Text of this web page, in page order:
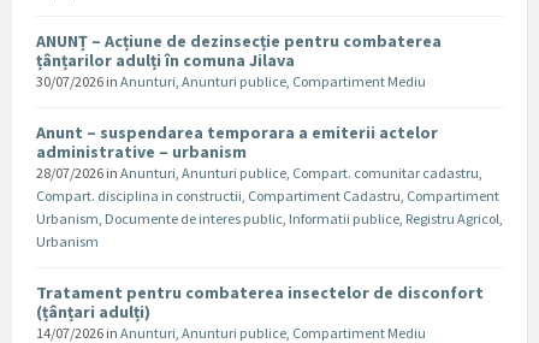
ANUNȚ – Acțiune de dezinsecție pentru combaterea
țânțarilor adulți în comuna Jilava
30/07/2026 in Anunturi, Anunturi publice, Compartiment Mediu
Anunt – suspendarea temporara a emiterii actelor
administrative – urbanism
28/07/2026 in Anunturi, Anunturi publice, Compart. comunitar cadastru,
Compart. disciplina in constructii, Compartiment Cadastru, Compartiment
Urbanism, Documente de interes public, Informatii publice, Registru Agricol,
Urbanism
Tratament pentru combaterea insectelor de disconfort
(țânțari adulți)
14/07/2026 in Anunturi, Anunturi publice, Compartiment Mediu